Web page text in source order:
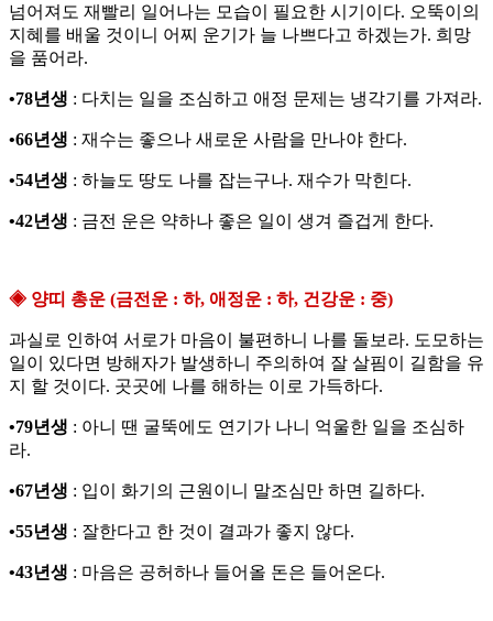
넘어져도 재빨리 일어나는 모습이 필요한 시기이다. 오뚝이의
지혜를 배울 것이니 어찌 운기가 늘 나쁘다고 하겠는가. 희망
을 품어라.
•78년생 : 다치는 일을 조심하고 애정 문제는 냉각기를 가져라.
•66년생 : 재수는 좋으나 새로운 사람을 만나야 한다.
•54년생 : 하늘도 땅도 나를 잡는구나. 재수가 막힌다.
•42년생 : 금전 운은 약하나 좋은 일이 생겨 즐겁게 한다.
◈ 양띠 총운 (금전운 : 하, 애정운 : 하, 건강운 : 중)
과실로 인하여 서로가 마음이 불편하니 나를 돌보라. 도모하는
일이 있다면 방해자가 발생하니 주의하여 잘 살핌이 길함을 유
지 할 것이다. 곳곳에 나를 해하는 이로 가득하다.
•79년생 : 아니 땐 굴뚝에도 연기가 나니 억울한 일을 조심하
라.
•67년생 : 입이 화기의 근원이니 말조심만 하면 길하다.
•55년생 : 잘한다고 한 것이 결과가 좋지 않다.
•43년생 : 마음은 공허하나 들어올 돈은 들어온다.